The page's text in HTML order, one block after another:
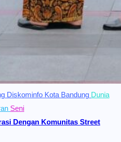
Diskominfo Kota Bandung Dunia
Seni
Dengan Komunitas Street